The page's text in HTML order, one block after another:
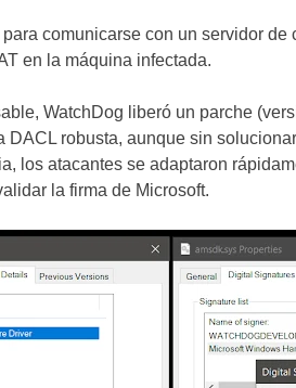
comunicarse con un servidor de
en la máquina infectada.
WatchDog liberó un parche
DACL robusta, aunque sin
los atacantes se adaptaron
la firma de Microsoft.